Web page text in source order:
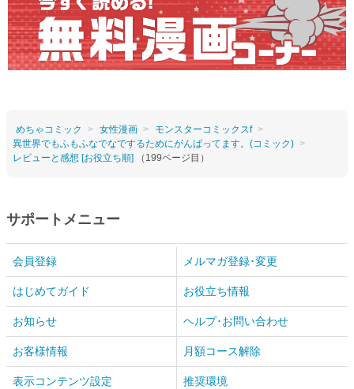
めちゃコミック 女性漫画
モンスターコミックスf
異世界でもふもふなでなでするためにがんばってます。(コミック)
レビューと感想 [お役立ち順] （199ページ目）
サポートメニュー
会員登録 メルマガ登録･変更
はじめてガイド お役立ち情報
お知らせ ヘルプ･お問い合わせ
お客様情報 月額コース解除
表示コンテンツ設定 推奨環境